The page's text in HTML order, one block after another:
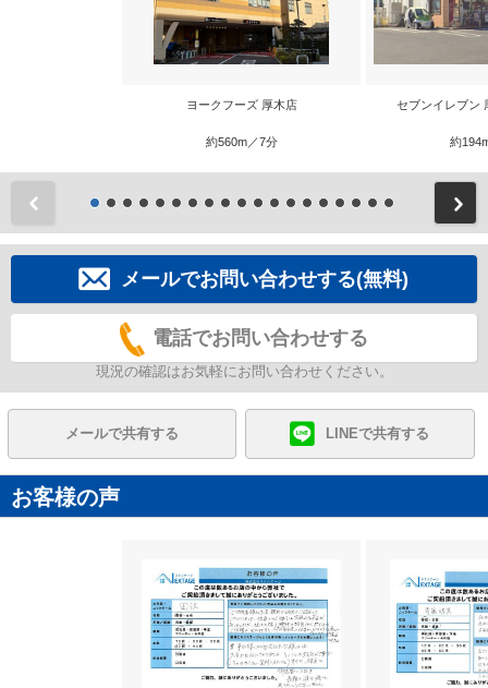
ヨークフーズ 厚木店
約560m／7分
セブンイレブン
約
メールでお問い合わせする(無料)
電話でお問い合わせする
現況の確認はお気軽にお問い合わせください。
メールで共有する LINEで共有する
お客様の声